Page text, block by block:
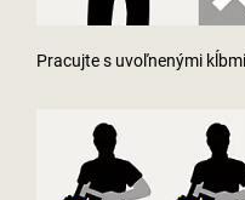
Pracujte s uvoľnenými